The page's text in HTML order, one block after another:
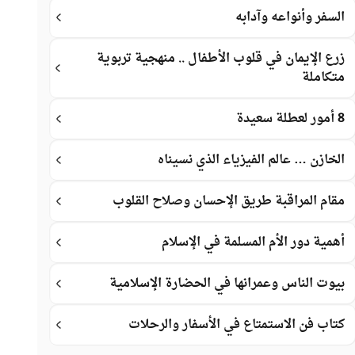
السفر وأنواعه وآدابه
زرع الإيمان في قلوب الأطفال .. منهجية تربوية
متكاملة
8 أمور لعطلة سعيدة
الخازن … عالم الفيزياء الذي نسيناه
مقام المراقبة طريق الإحسان وصلاح القلوب
أهمية دور الأم المسلمة في الإسلام
بيوت الناس وعمرانها في الحضارة الإسلامية
كتاب فن الاستمتاع في الأسفار والرحلات